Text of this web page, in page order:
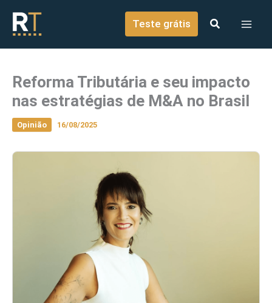
conteúdo
Teste grátis
Reforma Tributária e seu impacto
nas estratégias de M&A no Brasil
Opinião 16/08/2025